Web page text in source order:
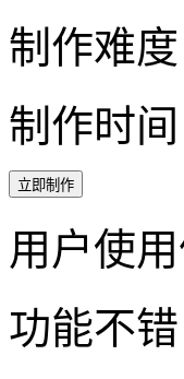
制作难
制作时
立即制作
用户使
功能不